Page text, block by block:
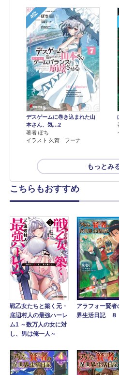
4位
デスゲームに巻き込まれた山
本さん、気…2
著者 ぽち
イラスト 久賀 フーナ
もっとみ
こちらもおすすめ
戦乙女たちと築く元・
底辺村人の最強ハーレ
ム1 ～数万人の女に対
し、男は俺一人～
アラフォー賢者
界生活日記 ８